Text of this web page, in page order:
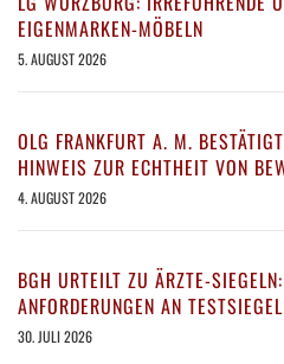
EIGENMARKEN-MÖBELN
5. AUGUST 2026
OLG FRANKFURT A. M.
HINWEIS ZUR ECHTHEIT VON
4. AUGUST 2026
BGH URTEILT ZU ÄRZTE-
ANFORDERUNGEN AN TESTSIEGEL
30. JULI 2026